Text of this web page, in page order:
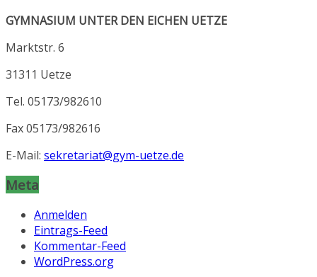
GYMNASIUM UNTER DEN EICHEN UETZE
Marktstr. 6
31311 Uetze
Tel. 05173/982610
Fax 05173/982616
E-Mail: sekretariat@gym-uetze.de
Meta
Anmelden
Eintrags-Feed
Kommentar-Feed
WordPress.org